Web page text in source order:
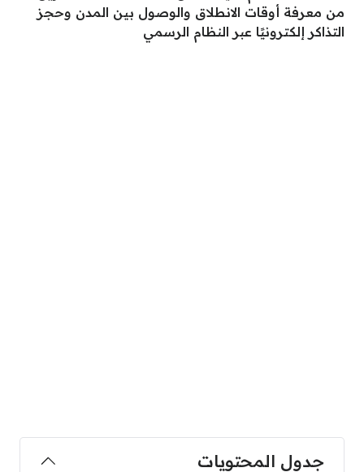
من معرفة أوقات الانطلاق والوصول بين المدن وحجز
التذاكر إلكترونيًا عبر النظام الرسمي
جدول المحتويات